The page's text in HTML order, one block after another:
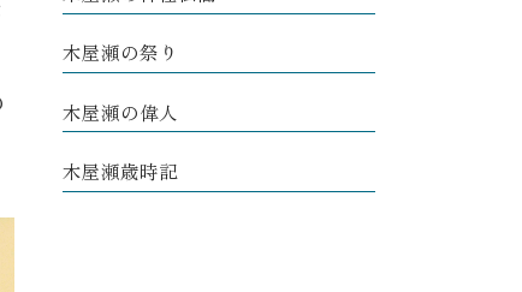
木屋瀬の祭り
木屋瀬の偉人
木屋瀬歳時記